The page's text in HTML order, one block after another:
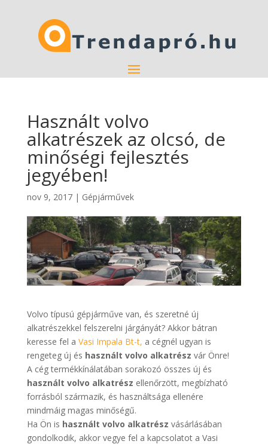
Használt volvo
alkatrészek az olcsó, de
minőségi fejlesztés
jegyében!
nov 9, 2017| Gépjárművek
Volvo típusú gépjárműve van, és szeretné új
alkatrészekkel felszerelni járgányát? Akkor bátran
keresse fel a Vasi Impala Bt-t, a cégnél ugyan is
rengeteg új és használt volvo alkatrész vár Önre!
A cég termékkínálatában sorakozó összes új és
használt volvo alkatrész ellenőrzött, megbízható
forrásból származik, és használtsága ellenére
mindmáig magas minőségű.
Ha Ön is használt volvo alkatrész vásárlásában
gondolkodik, akkor vegye fel a kapcsolatot a Vasi